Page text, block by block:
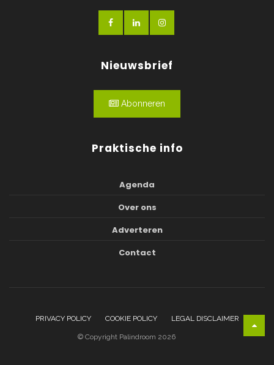
Nieuwsbrief
Abonneren
Praktische info
Agenda
Over ons
Adverteren
Contact
PRIVACY POLICY COOKIE POLICY LEGAL DISCLAIMER
© Copyright Palindroom 2026